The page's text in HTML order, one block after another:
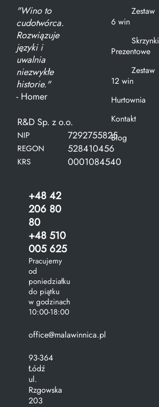
"Wino to
cudotwórca.
Rozwiązuje
języki i
uwalnia
niezwykłe
historie."
- Homer
R&D Sp. z o.o.
NIP 7292755825
REGON 528410456
KRS 0001084540
+48 42
206 80
80
+48 510
005 625
Pracujemy
od
poniedziałku
do piątku
w godzinach
10:00-18:00
office@malawinnica.pl
93-364
Łódź
ul.
Rzgowska
203
Zestaw
6 win
Skrzynki
Prezentowe
Zestaw
12 win
Hurtownia
Kontakt
Blog